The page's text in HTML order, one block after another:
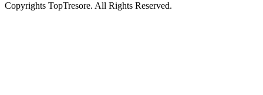
Copyrights TopTresore. All Rights Reserved.